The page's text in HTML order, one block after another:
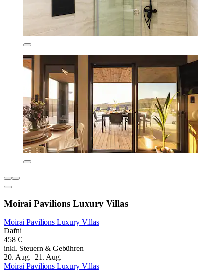
Moirai Pavilions Luxury Villas
Moirai Pavilions Luxury Villas
Dafni
458 €
inkl. Steuern & Gebühren
20. Aug.–21. Aug.
Moirai Pavilions Luxury Villas